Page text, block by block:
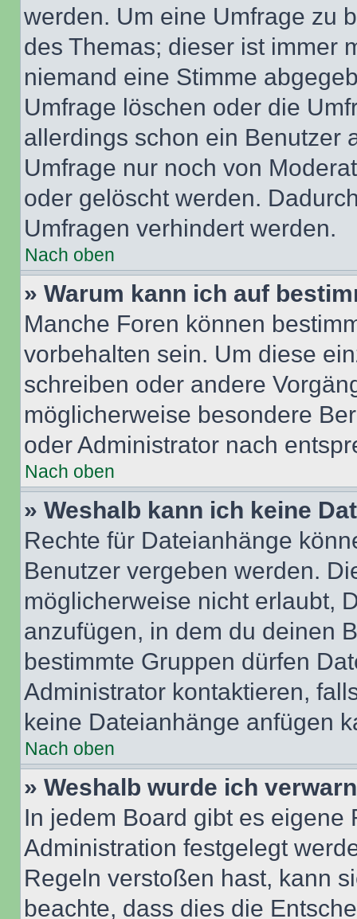
werden. Um eine Umfrage zu
des Themas; dieser ist immer
niemand eine Stimme
Umfrage löschen oder die
allerdings schon ein Benutzer
Umfrage nur noch von
oder gelöscht werden.
Umfragen verhindert werden.
Nach oben
» Warum kann ich auf
Manche Foren können
vorbehalten sein. Um diese
schreiben oder andere
möglicherweise besondere
oder Administrator nach
Nach oben
» Weshalb kann ich keine
Rechte für Dateianhänge
Benutzer vergeben werden.
möglicherweise nicht erlaubt,
anzufügen, in dem du deinen
bestimmte Gruppen dürfen
Administrator kontaktieren,
keine Dateianhänge anfügen
Nach oben
» Weshalb wurde ich
In jedem Board gibt es
Administration festgelegt
Regeln verstoßen hast, kann
beachte, dass dies die